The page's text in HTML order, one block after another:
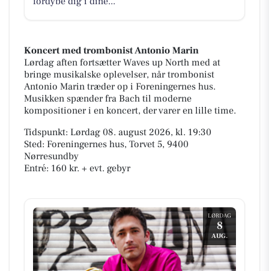
Koncert med trombonist Antonio Marin
Lørdag aften fortsætter Waves up North med at
bringe musikalske oplevelser, når trombonist
Antonio Marin træder op i Foreningernes hus.
Musikken spænder fra Bach til moderne
kompositioner i en koncert, der varer en lille time.
Tidspunkt: Lørdag 08. august 2026, kl. 19:30
Sted: Foreningernes hus, Torvet 5, 9400
Nørresundby
Entré: 160 kr. + evt. gebyr
LØRDAG
8
AUG.